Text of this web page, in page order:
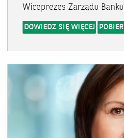
Wiceprezes Zarządu Banku
DOWIEDZ SIĘ WIĘCEJ